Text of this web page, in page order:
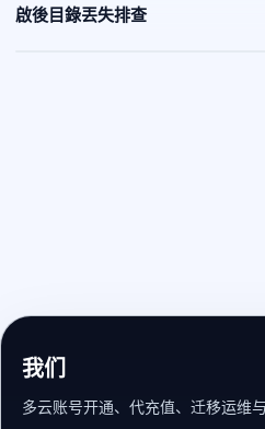
啟後目錄丟失排查
我们
多云账号开通、代充值、迁移运维